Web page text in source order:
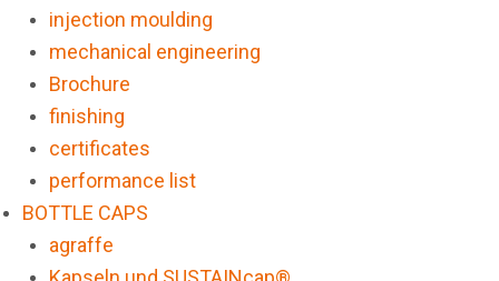
injection moulding
mechanical engineering
Brochure
finishing
certificates
performance list
BOTTLE CAPS
agraffe